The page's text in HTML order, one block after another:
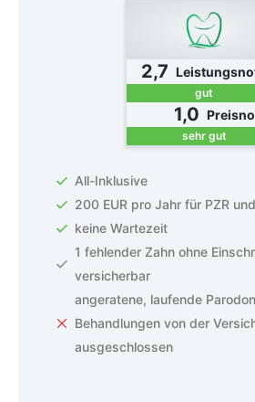
2,7
gut
1,0
sehr gut
All-Inklusive
200 EUR pro Jahr für PZR
keine Wartezeit
1 fehlender Zahn ohne
versicherbar
angeratene, laufende
Behandlungen von der
ausgeschlossen